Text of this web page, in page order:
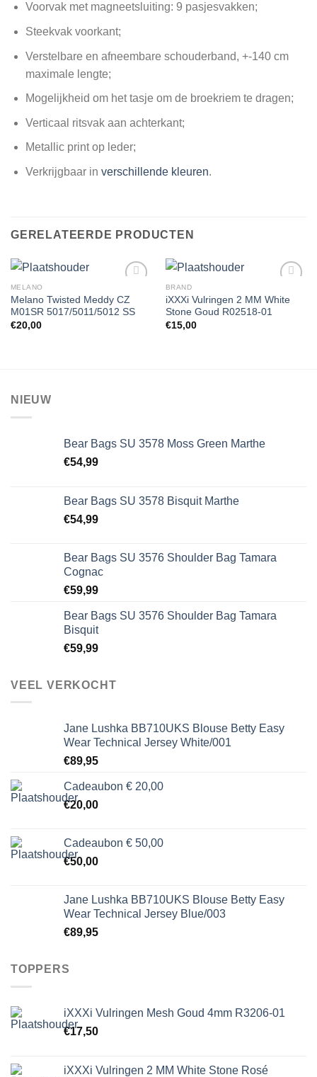
Voorvak met magneetsluiting: 9 pasjesvakken;
Steekvak voorkant;
Verstelbare en afneembare schouderband, +-140 cm
maximale lengte;
Mogelijkheid om het tasje om de broekriem te dragen;
Verticaal ritsvak aan achterkant;
Metallic print op leder;
Verkrijgbaar in verschillende kleuren.
GERELATEERDE PRODUCTEN
Toevoegen
MELANO
Melano Twisted Meddy CZ
M01SR 5017/5011/5012 SS
€20,00
Toevoegen
BRAND
iXXXi Vulringen 2 MM White
Stone Goud R02518-01
€15,00
NIEUW
Bear Bags SU 3578 Moss Green Marthe
€54,99
Bear Bags SU 3578 Bisquit Marthe
€54,99
Bear Bags SU 3576 Shoulder Bag Tamara
Cognac
€59,99
Bear Bags SU 3576 Shoulder Bag Tamara
Bisquit
€59,99
VEEL VERKOCHT
Jane Lushka BB710UKS Blouse Betty Easy
Wear Technical Jersey White/001
€89,95
Cadeaubon € 20,00
€20,00
Cadeaubon € 50,00
€50,00
Jane Lushka BB710UKS Blouse Betty Easy
Wear Technical Jersey Blue/003
€89,95
TOPPERS
iXXXi Vulringen Mesh Goud 4mm R3206-01
€17,50
iXXXi Vulringen 2 MM White Stone Rosé